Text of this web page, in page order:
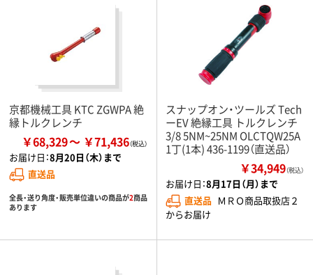
京都機械工具 KTC ZGWPA 絶
縁トルクレンチ
￥68,329 ￥71,436
お届け日：8月20日（木）まで
直送品
全長・送り角度・販売単位違いの商品が2商品
あります
スナップオン・ツールズ Tech
ーEV 絶縁工具 トルクレンチ
3/8 5NM~25NM OLCTQW25A
1丁(1本) 436-1199（直送品）
￥34,949（税込）
お届け日：8月17日（月）まで
直送品 ＭＲＯ商品取扱店２
からお届け